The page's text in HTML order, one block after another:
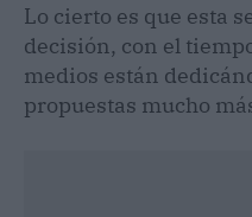
Lo cierto es que esta
decisión, con el
medios están
propuestas mucho